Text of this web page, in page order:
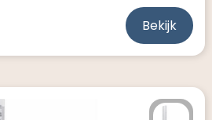
Bekijk